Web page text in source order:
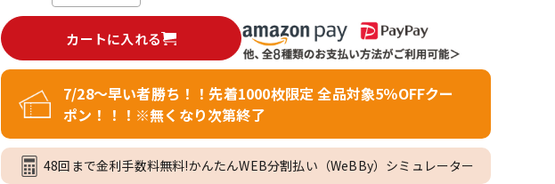
カートに入れる
7/28～早い者勝ち！！先着1000枚限定 全品対象5％OFFクー
ポン！！！※無くなり次第終了
48回まで金利手数料無料!かんたんWEB分割払い（WeBBy）シミュレーター